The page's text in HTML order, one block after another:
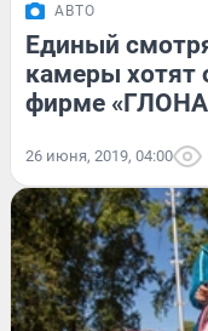
АВТО
Единый
камеры хотят
фирме
26 июня, 2019, 04:00